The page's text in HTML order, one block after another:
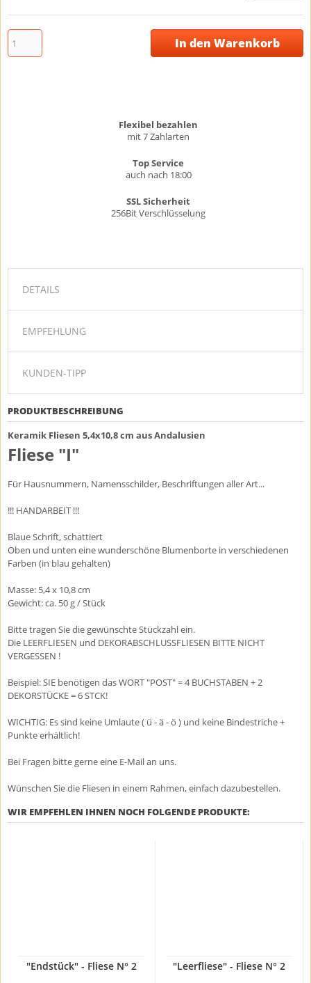
In den Warenkorb
Flexibel bezahlen
mit 7 Zahlarten
Top Service
auch nach 18:00
SSL Sicherheit
256Bit Verschlüsselung
DETAILS
EMPFEHLUNG
KUNDEN-TIPP
PRODUKTBESCHREIBUNG
Keramik Fliesen 5,4x10,8 cm aus Andalusien
Fliese "I"
Für Hausnummern, Namensschilder, Beschriftungen aller Art...
!!! HANDARBEIT !!!
Blaue Schrift, schattiert
Oben und unten eine wunderschöne Blumenborte in verschiedenen
Farben (in blau gehalten)
Masse: 5,4 x 10,8 cm
Gewicht: ca. 50 g / Stück
Bitte tragen Sie die gewünschte Stückzahl ein.
Die LEERFLIESEN und DEKORABSCHLUSSFLIESEN BITTE NICHT
VERGESSEN !
Beispiel: SIE benötigen das WORT "POST" = 4 BUCHSTABEN + 2
DEKORSTÜCKE = 6 STCK!
WICHTIG: Es sind keine Umlaute ( ü - ä - ö ) und keine Bindestriche +
Punkte erhältlich!
Bei Fragen bitte gerne eine E-Mail an uns.
Wünschen Sie die Fliesen in einem Rahmen, einfach dazubestellen.
WIR EMPFEHLEN IHNEN NOCH FOLGENDE PRODUKTE:
"Endstück" - Fliese N° 2 "Leerfliese" - Fliese N° 2